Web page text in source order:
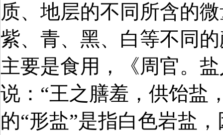
质、地层的不同所含的
紫、青、黑、白等不同
主要是食用，《周官。
说：“王之膳羞，供饴盐
的“形盐”是指白色岩盐